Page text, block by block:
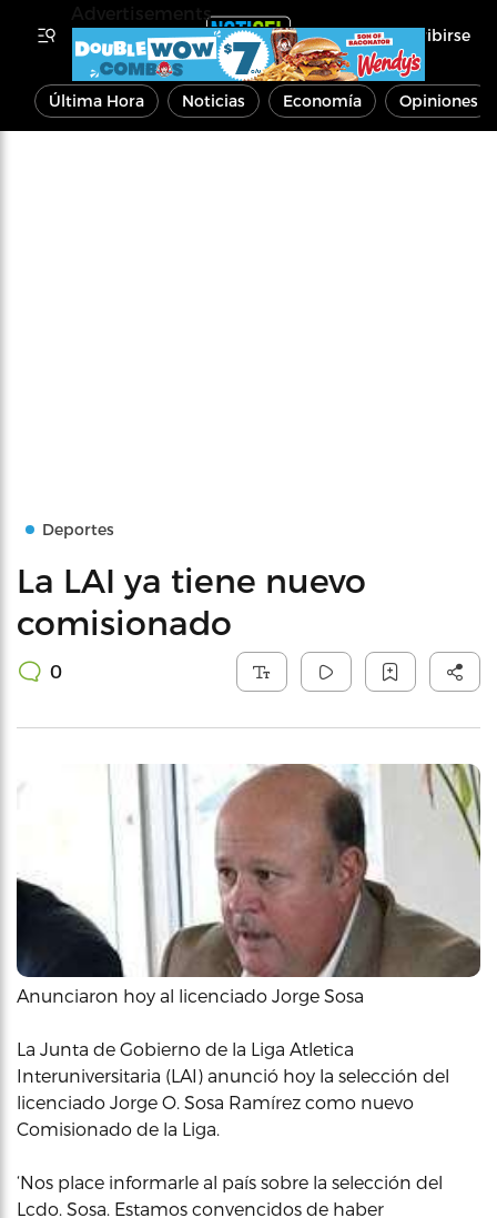
Inscribirse
Última Hora Noticias Economía Opiniones
Deportes
La LAI ya tiene nuevo
comisionado
0
Anunciaron hoy al licenciado Jorge Sosa
La Junta de Gobierno de la Liga Atletica
Interuniversitaria (LAI) anunció hoy la selección del
licenciado Jorge O. Sosa Ramírez como nuevo
Comisionado de la Liga.
‘Nos place informarle al país sobre la selección del
Lcdo. Sosa. Estamos convencidos de haber
Advertisements